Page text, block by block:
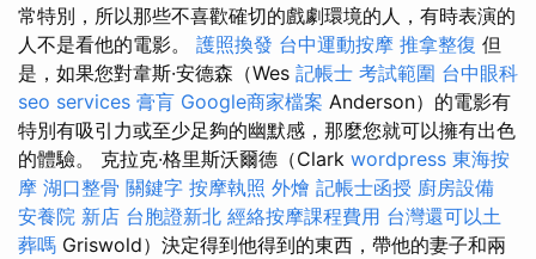
常特別，所以那些不喜歡確切的戲劇環境的人，有時表演的
人不是看他的電影。 護照換發 台中運動按摩 推拿整復 但
是，如果您對韋斯·安德森（Wes 記帳士 考試範圍 台中眼科
seo services 膏肓 Google商家檔案 Anderson）的電影有
特別有吸引力或至少足夠的幽默感，那麼您就可以擁有出色
的體驗。 克拉克·格里斯沃爾德（Clark wordpress 東海按
摩 湖口整骨 關鍵字 按摩執照 外燴 記帳士函授 廚房設備
安養院 新店 台胞證新北 經絡按摩課程費用 台灣還可以土
葬嗎 Griswold）決定得到他得到的東西，帶他的妻子和兩